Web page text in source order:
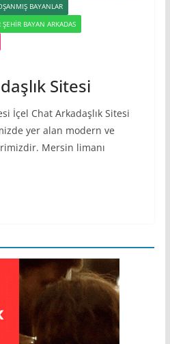
BAYANLAR
ŞEHIR BAYAN ARKADAS
Sitesi
İçel Chat Arkadaşlık Sitesi
yer alan modern ve
Mersin limanı